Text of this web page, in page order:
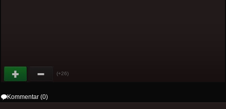
(+26)
Kommentar (0)